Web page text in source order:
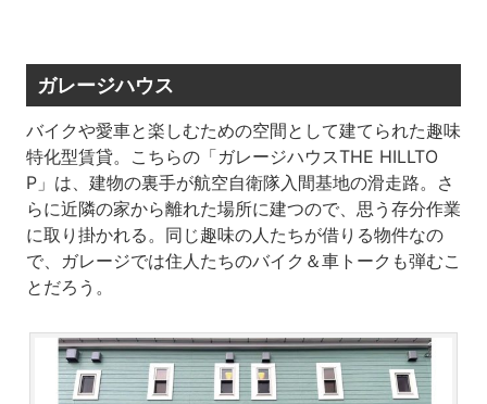
ガレージハウス
バイクや愛車と楽しむための空間として建てられた趣味
特化型賃貸。こちらの「ガレージハウスTHE HILLTO
P」は、建物の裏手が航空自衛隊入間基地の滑走路。さ
らに近隣の家から離れた場所に建つので、思う存分作業
に取り掛かれる。同じ趣味の人たちが借りる物件なの
で、ガレージでは住人たちのバイク＆車トークも弾むこ
とだろう。